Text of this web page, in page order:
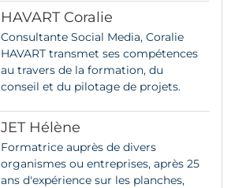
HAVART Coralie
Consultante Social Media, Coralie
HAVART transmet ses compétences
au travers de la formation, du
conseil et du pilotage de projets.
JET Hélène
Formatrice auprès de divers
organismes ou entreprises, après 25
ans d'expérience sur les planches,